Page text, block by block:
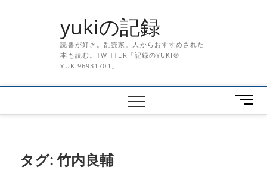
yukiの記録
読書が好き。乱読家。人からおすすめされた
本も読む。TWITTER「記録のYUKI＠
YUKI96931701」
メ
ニ
タグ:竹内良輔